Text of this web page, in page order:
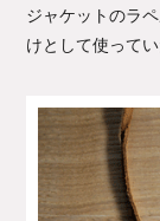
ジャケットのラ
けとして使って